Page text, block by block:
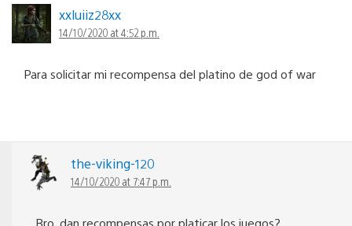
xxluiiz28xx
14/10/2020 at 4:52 p.m.
Para solicitar mi recompensa del platino de god of war
the-viking-120
14/10/2020 at 7:47 p.m.
Bro, dan recompensas por platicar los juegos?